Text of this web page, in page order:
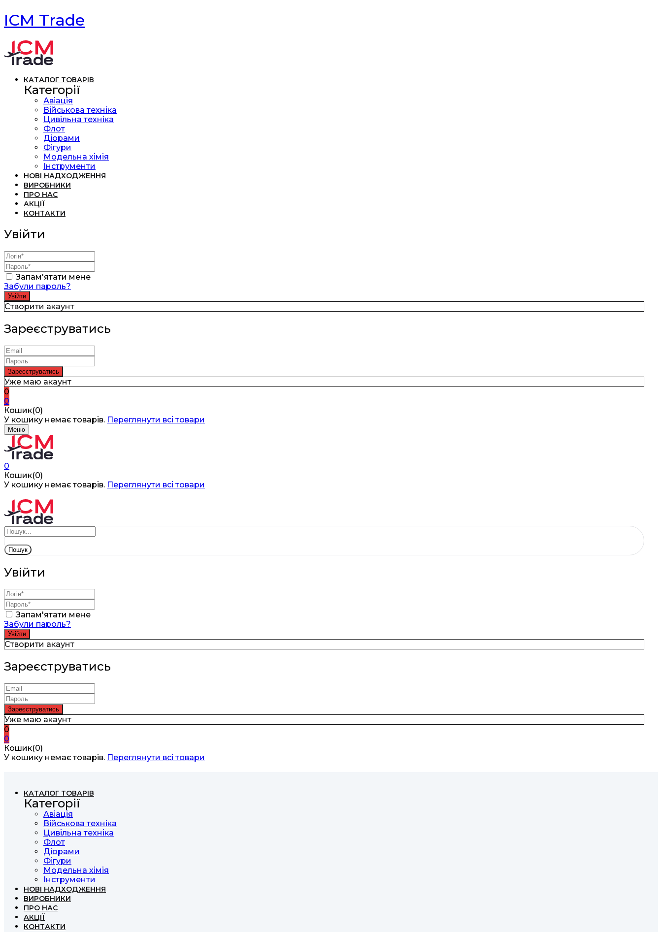
ICM Trade
КАТАЛОГ ТОВАРІВ
Категорії
Авіація
Військова техніка
Цивільна техніка
Флот
Діорами
Фігури
Модельна хімія
Інструменти
НОВІ НАДХОДЖЕННЯ
ВИРОБНИКИ
ПРО НАС
АКЦІЇ
КОНТАКТИ
Увійти
Запам'ятати мене
Забули пароль?
Створити акаунт
Зареєструватись
Уже маю акаунт
0
0
Кошик(0)
У кошику немає товарів. Переглянути всі товари
Меню
0
Кошик(0)
У кошику немає товарів. Переглянути всі товари
Пошук
Увійти
Запам'ятати мене
Забули пароль?
Створити акаунт
Зареєструватись
Уже маю акаунт
0
0
Кошик(0)
У кошику немає товарів. Переглянути всі товари
КАТАЛОГ ТОВАРІВ
Категорії
Авіація
Військова техніка
Цивільна техніка
Флот
Діорами
Фігури
Модельна хімія
Інструменти
НОВІ НАДХОДЖЕННЯ
ВИРОБНИКИ
ПРО НАС
АКЦІЇ
КОНТАКТИ